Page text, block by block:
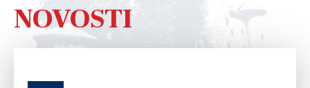
NOVOSTI